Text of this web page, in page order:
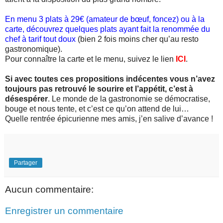
En menu 3 plats à 29€ (amateur de bœuf, foncez) ou à la
carte, découvrez quelques plats ayant fait la renommée du
chef à tarif tout doux (bien 2 fois moins cher qu’au resto
gastronomique).
Pour connaître la carte et le menu, suivez le lien ICI .
Si avec toutes ces propositions indécentes vous n’avez
toujours pas retrouvé le sourire et l’appétit, c’est à
désespérer. Le monde de la gastronomie se démocratise,
bouge et nous tente, et c’est ce qu’on attend de lui…
Quelle rentrée épicurienne mes amis, j’en salive d’avance !
Partager
Aucun commentaire:
Enregistrer un commentaire